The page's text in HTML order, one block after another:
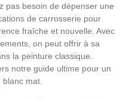
pas besoin de dépenser une
de carrosserie pour
fraîche et nouvelle. Avec
on peut offrir à sa
la peinture classique.
notre guide ultime pour un
blanc mat.